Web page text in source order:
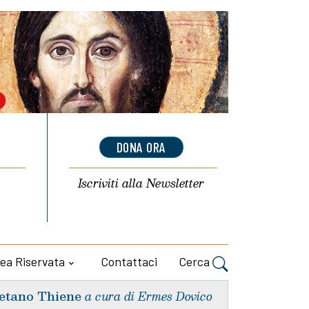
DONA ORA
Iscriviti allaNewsletter
Riservata Contattaci Cerca
Thiene a cura di Ermes Dovico